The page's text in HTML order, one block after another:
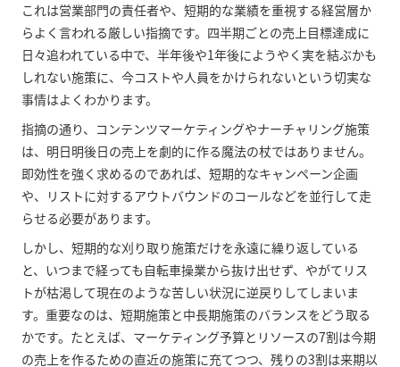
これは営業部門の責任者や、短期的な業績を重視する経営層か
らよく言われる厳しい指摘です。四半期ごとの売上目標達成に
日々追われている中で、半年後や1年後にようやく実を結ぶかも
しれない施策に、今コストや人員をかけられないという切実な
事情はよくわかります。
指摘の通り、コンテンツマーケティングやナーチャリング施策
は、明日明後日の売上を劇的に作る魔法の杖ではありません。
即効性を強く求めるのであれば、短期的なキャンペーン企画
や、リストに対するアウトバウンドのコールなどを並行して走
らせる必要があります。
しかし、短期的な刈り取り施策だけを永遠に繰り返している
と、いつまで経っても自転車操業から抜け出せず、やがてリス
トが枯渇して現在のような苦しい状況に逆戻りしてしまいま
す。重要なのは、短期施策と中長期施策のバランスをどう取る
かです。たとえば、マーケティング予算とリソースの7割は今期
の売上を作るための直近の施策に充てつつ、残りの3割は来期以